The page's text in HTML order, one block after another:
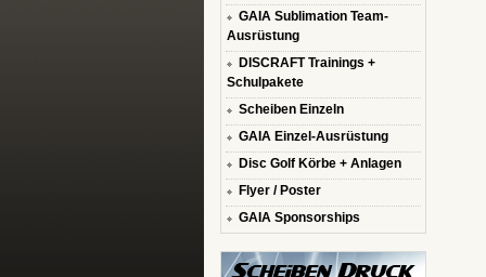
GAIA Sublimation Team-
Ausrüstung
DISCRAFT Trainings +
Schulpakete
Scheiben Einzeln
GAIA Einzel-Ausrüstung
Disc Golf Körbe + Anlagen
Flyer / Poster
GAIA Sponsorships